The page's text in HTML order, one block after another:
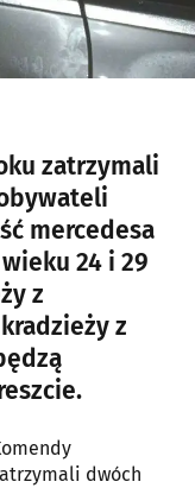
zatrzymali
mercedesa
24 i 29
z
z
dwóch